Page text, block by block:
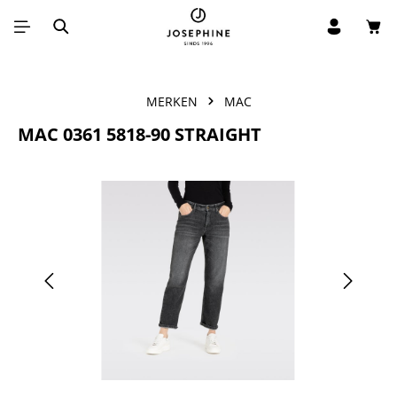
Ga naar de hoofdinhoud
MERKEN MAC
MAC 0361 5818-90 STRAIGHT
Afbeeldingengalerij overslaan